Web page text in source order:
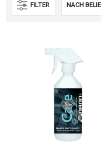
FILTER